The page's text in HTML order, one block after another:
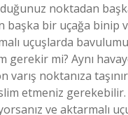
noktadan
başka bir uçağa binip
uçuşlarda
gerekir mi? Aynı
varış noktanıza
etmeniz
ve aktarmalı